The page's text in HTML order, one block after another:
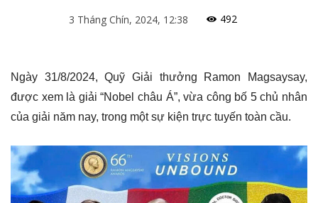
3 Tháng Chín, 2024, 12:38 492
Ngày 31/8/2024, Quỹ Giải thưởng Ramon Magsaysay,
được xem là giải “Nobel châu Á”, vừa công bố 5 chủ nhân
của giải năm nay, trong một sự kiện trực tuyến toàn cầu.